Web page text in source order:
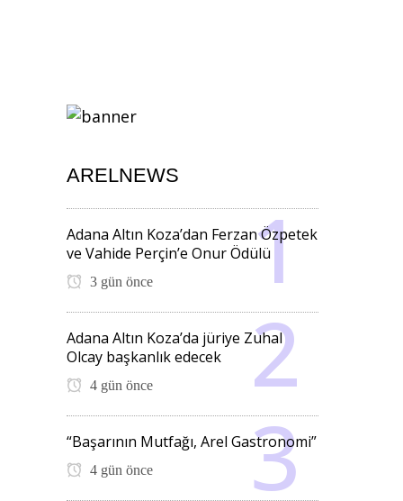
ARELNEWS
Adana Altın Koza’dan Ferzan Özpetek
ve Vahide Perçin’e Onur Ödülü
3 gün önce
Adana Altın Koza’da jüriye Zuhal
Olcay başkanlık edecek
4 gün önce
“Başarının Mutfağı, Arel Gastronomi”
4 gün önce